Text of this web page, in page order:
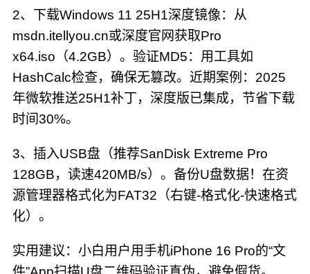
2、下载Windows 11 25H1深度镜像：从
msdn.itellyou.cn或深度官网获取Pro
x64.iso（4.2GB）。验证MD5：用工具如
HashCalc检查，确保无篡改。近期案例：2025
年微软推送25H1补丁，深度版已集成，节省下载
时间30%。
3、插入USB盘（推荐SanDisk Extreme Pro
128GB，读速420MB/s）。备份U盘数据！在资
源管理器格式化为FAT32（右键-格式化-快速格式
化）。
实用建议：小白用户用手机iPhone 16 Pro的“文